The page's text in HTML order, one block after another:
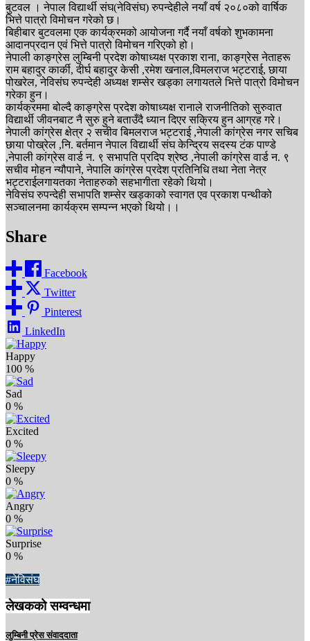
बुटवल । नेपाल विद्यार्थी संघ(नेविसंघ) रुपन्देहीले नयाँ वर्ष २०८०को वार्षिक
भित्ते पात्रो विमोचन गरेको छ।
बिहीबार बुटवलमा एक कार्यक्रमको आयोजना गर्दै नयाँ वर्षको शुभकामना
आदानप्रदान एवं भित्ते पात्रो विमोचन गरिएको हो।
नेपाली काङ्ग्रेस लुम्बिनी प्रदेश कोषाध्यक्ष प्रकाश राना, काङ्ग्रेस नेताहरू
राम बहादुर कार्की, दीर्घ बहादुर केसी ,रमेश खनाल,विमलराज भट्टराई, छाया
पोखरेल, नेविसंघ रुपन्देही अध्यक्ष शम्सेर खड्का लगायतले भित्ते पात्रो विमोचन
गरेका हुन।
कार्यक्रममा बोल्दै काङ्ग्रेस प्रदेश कोषाध्यक्ष रानाले राजनीतिको सुरुवात
विद्यार्थी जीवनबाट नै सुरु हुने बताउँदै ध्यान दिएर सक्रिय हुन आग्रह गरे।
नेपाली कांग्रेस क्षेत्र २ सचीव बिमलराज भट्टराई ,नेपाली कांग्रेस नगर सचिब
छाया पोख्रेल ,नि. बर्तमान नेपाल विद्यार्थी संघ केन्द्रिय सदस्य टंक पाण्डे
,नेपाली कांग्रेस वार्ड न. ९ सभापति प्रदिप श्रेष्ठ ,नेपाली कांग्रेस वार्ड न. ९
सचीव मोहन न्यौपाने, नेपालि कांग्रेस प्रदेश प्रतिनिधि तथा नेता नेत्र
भट्टराईलगायतका नेताहरुको सहभागीता रहेको थियो।
नेविसंघ रुपन्देही सभापति शम्सेर खड्काको स्वागत एव प्रकाश पन्थीको
सञ्चालनमा कार्यक्रम सम्पन्न भएको थियो।।
Share
Facebook
Twitter
Pinterest
LinkedIn
Happy
100 %
Sad
0 %
Excited
0 %
Sleepy
0 %
Angry
0 %
Surprise
0 %
#नेविसंघ
लेखकको सम्वन्धमा
लुम्बिनी प्रेस संवाददाता